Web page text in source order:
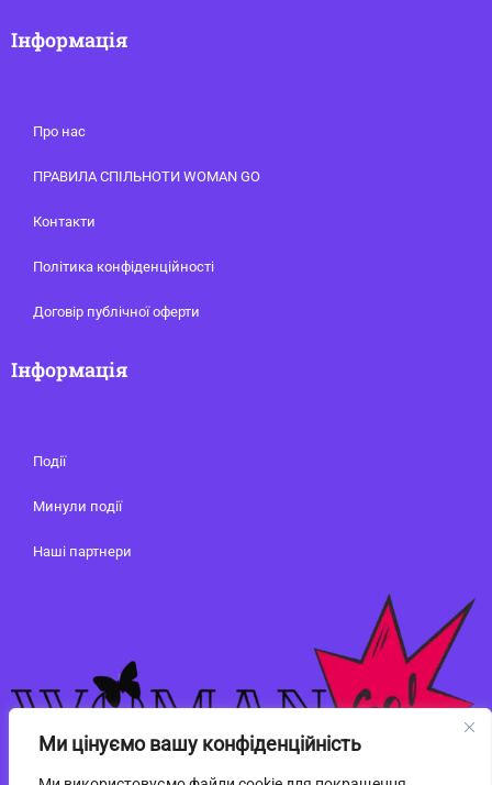
Ми цінуємо вашу конфіденційність
Інформація
Про нас
ПРАВИЛА СПІЛЬНОТИ WOMAN GO
Контакти
Політика конфіденційності
Договір публічної оферти
Інформація
Події
Минули події
Наші партнери